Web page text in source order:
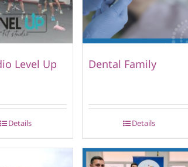
Level Up
Details
Dental Family
Details